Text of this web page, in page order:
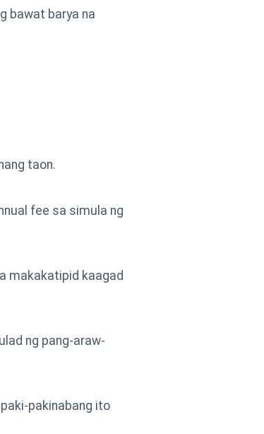
bawat barya na
taon.
fee sa simula ng
makakatipid kaagad
ng pang-araw-
pakinabang ito